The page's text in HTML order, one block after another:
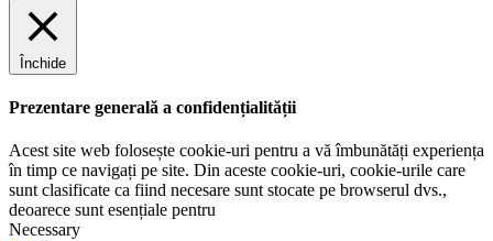
Închide
Prezentare generală a confidențialității
Acest site web folosește cookie-uri pentru a vă îmbunătăți experiența
în timp ce navigați pe site. Din aceste cookie-uri, cookie-urile care
sunt clasificate ca fiind necesare sunt stocate pe browserul dvs.,
deoarece sunt esențiale pentru
Necessary